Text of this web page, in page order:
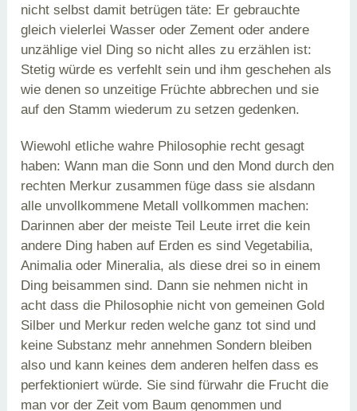
nicht selbst damit betrügen täte: Er gebrauchte
gleich vielerlei Wasser oder Zement oder andere
unzählige viel Ding so nicht alles zu erzählen ist:
Stetig würde es verfehlt sein und ihm geschehen als
wie denen so unzeitige Früchte abbrechen und sie
auf den Stamm wiederum zu setzen gedenken.
Wiewohl etliche wahre Philosophie recht gesagt
haben: Wann man die Sonn und den Mond durch den
rechten Merkur zusammen füge dass sie alsdann
alle unvollkommene Metall vollkommen machen:
Darinnen aber der meiste Teil Leute irret die kein
andere Ding haben auf Erden es sind Vegetabilia,
Animalia oder Mineralia, als diese drei so in einem
Ding beisammen sind. Dann sie nehmen nicht in
acht dass die Philosophie nicht von gemeinen Gold
Silber und Merkur reden welche ganz tot sind und
keine Substanz mehr annehmen Sondern bleiben
also und kann keines dem anderen helfen dass es
perfektioniert würde. Sie sind fürwahr die Frucht die
man vor der Zeit vom Baum genommen und